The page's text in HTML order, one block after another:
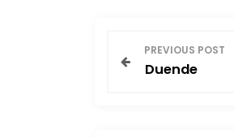
PREVIOUS POST
Duende